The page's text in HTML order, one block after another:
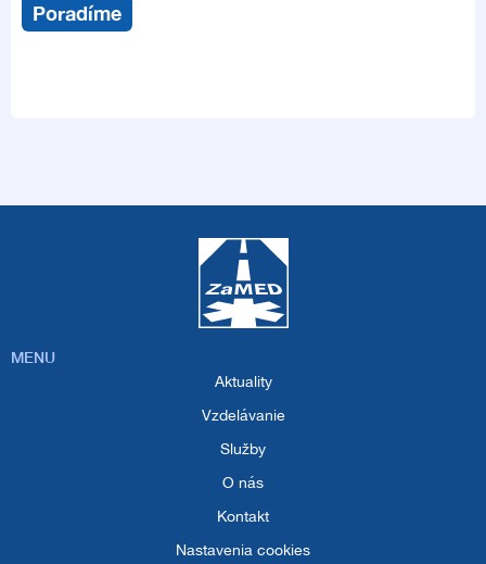
Poradíme
MENU
Aktuality
Vzdelávanie
Služby
O nás
Kontakt
Nastavenia cookies